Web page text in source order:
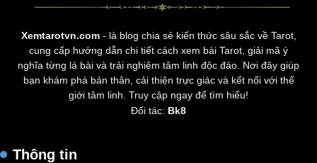
Xemtarotvn.com- là blog chia sẻ kiến thức sâu sắc về Tarot,
cung cấp hướng dẫn chi tiết cách xem bài Tarot, giải mã ý
nghĩa từng lá bài và trải nghiệm tâm linh độc đáo. Nơi đây giúp
bạn khám phá bản thân, cải thiện trực giác và kết nối với thế
giới tâm linh. Truy cập ngay để tìm hiểu!
Đối tác: Bk8
Thông tin